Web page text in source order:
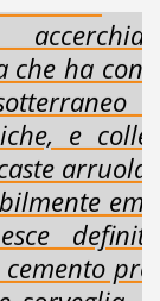
ha
e